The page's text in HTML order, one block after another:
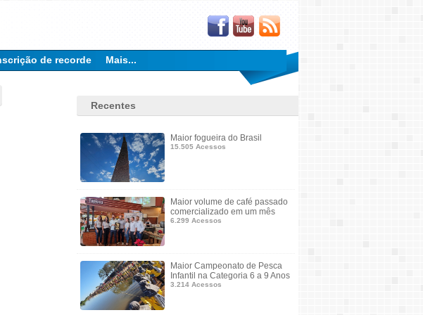
de recorde Mais...
Recentes
Maior fogueira do Brasil
15.505 Acessos
Maior volume de café passado
comercializado em um mês
6.299 Acessos
Maior Campeonato de Pesca
Infantil na Categoria 6 a 9 Anos
3.214 Acessos